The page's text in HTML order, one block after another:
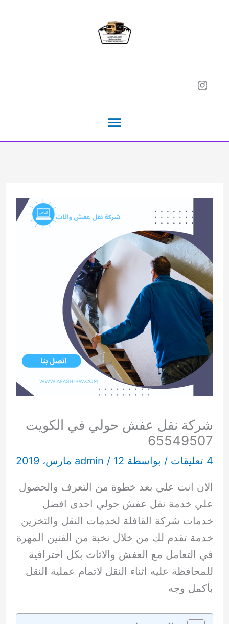
القائمة
Instagram
شركة نقل عفش حولي في الكويت
65549507
4 تعليقات / بواسطة admin / 12 مارس، 2019
الان انت علي بعد خطوة من التعرف والحصول
علي خدمة نقل عفش حولي احدى افضل
خدمات شركة القافلة لخدمات النقل والتخزين
خدمة تقدم لك من خلال نخبة من الفنين المهرة
في التعامل مع العفش والاثاث بكل احترافية
للمحافظة عليه اثناء النقل لاتمام عملية النقل
بأكمل وجه